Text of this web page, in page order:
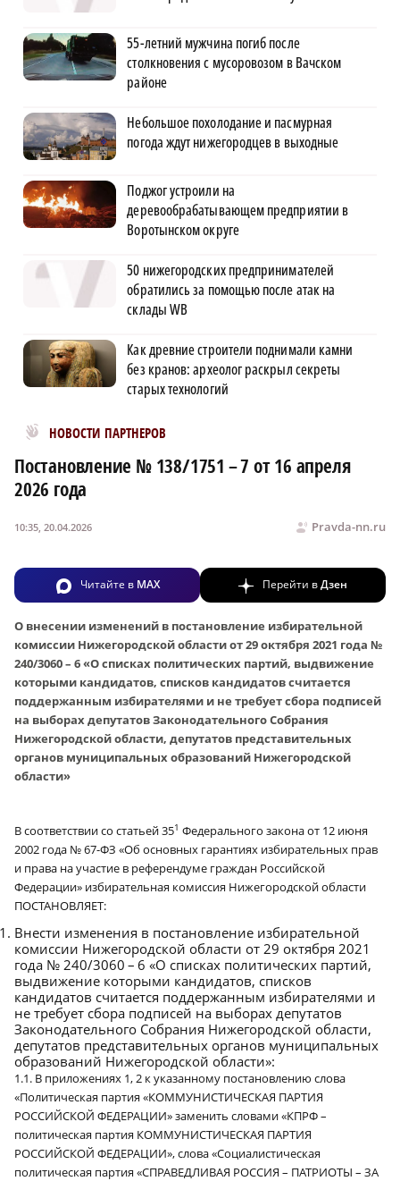
55-летний мужчина погиб после
столкновения с мусоровозом в Вачском
районе
Небольшое похолодание и пасмурная
погода ждут нижегородцев в выходные
Поджог устроили на
деревообрабатывающем предприятии в
Воротынском округе
50 нижегородских предпринимателей
обратились за помощью после атак на
склады WB
Как древние строители поднимали камни
без кранов: археолог раскрыл секреты
старых технологий
НОВОСТИ ПАРТНЕРОВ
Новости МирТесен
Постановление № 138/1751 – 7 от 16 апреля
2026 года
Pravda-nn.ru
10:35, 20.04.2026
Читайте в MAX Перейти вДзен
О внесении изменений в постановление избирательной
комиссии Нижегородской области от 29 октября 2021 года №
240/3060 – 6 «О списках политических партий, выдвижение
которыми кандидатов, списков кандидатов считается
поддержанным избирателями и не требует сбора подписей
на выборах депутатов Законодательного Собрания
Нижегородской области, депутатов представительных
органов муниципальных образований Нижегородской
области»
В соответствии со статьей 351 Федерального закона от 12 июня
2002 года № 67-ФЗ «Об основных гарантиях избирательных прав
и права на участие в референдуме граждан Российской
Федерации» избирательная комиссия Нижегородской области
ПОСТАНОВЛЯЕТ:
Внести изменения в постановление избирательной
комиссии Нижегородской области от 29 октября 2021
года № 240/3060 – 6 «О списках политических партий,
выдвижение которыми кандидатов, списков
кандидатов считается поддержанным избирателями и
не требует сбора подписей на выборах депутатов
Законодательного Собрания Нижегородской области,
депутатов представительных органов муниципальных
образований Нижегородской области»:
1.1. В приложениях 1, 2 к указанному постановлению слова
«Политическая партия «КОММУНИСТИЧЕСКАЯ ПАРТИЯ
РОССИЙСКОЙ ФЕДЕРАЦИИ» заменить словами «КПРФ –
политическая партия КОММУНИСТИЧЕСКАЯ ПАРТИЯ
РОССИЙСКОЙ ФЕДЕРАЦИИ», слова «Социалистическая
политическая партия «СПРАВЕДЛИВАЯ РОССИЯ – ПАТРИОТЫ – ЗА